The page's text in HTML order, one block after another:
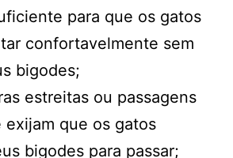
para que os gatos
confortavelmente sem
bigodes;
estreitas ou passagens
exijam que os gatos
bigodes para passar;